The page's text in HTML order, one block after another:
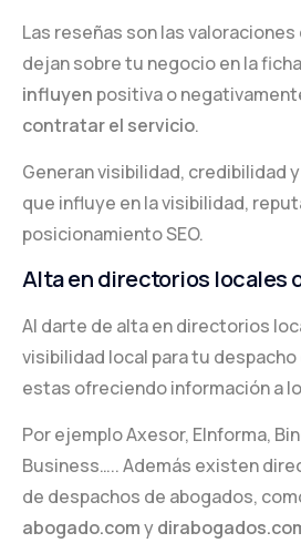
Las reseñas son las
dejan sobre tu negocio en la
influyen positiva o
contratar el servicio.
Generan visibilidad, credibilidad
que influye en la visibilidad,
posicionamiento SEO.
Alta en directorios locales
Al darte de alta en directorios
visibilidad local para tu
estas ofreciendo información a
Por ejemplo Axesor, EInforma,
Business….. Además existen
de despachos de abogados,
abogado.comy